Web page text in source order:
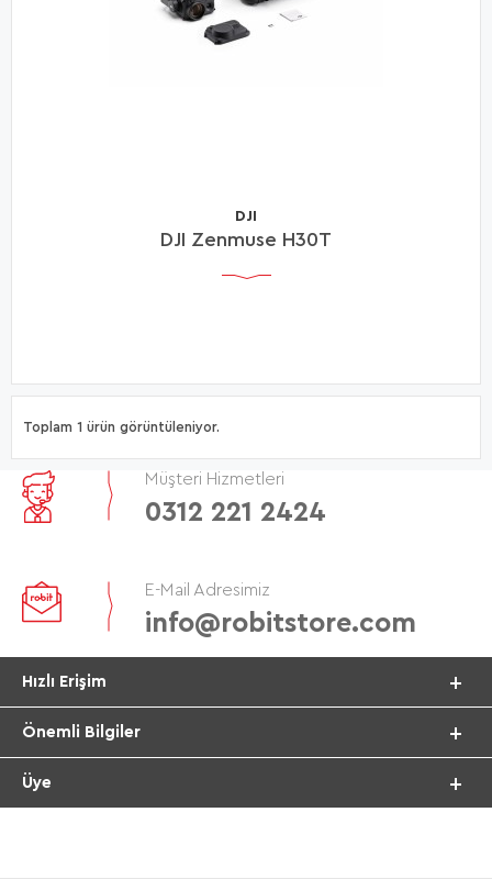
DJI
DJI Zenmuse H30T
Toplam 1 ürün görüntüleniyor.
Müşteri Hizmetleri
0312 221 2424
E-Mail Adresimiz
info@robitstore.com
Hızlı Erişim
Önemli Bilgiler
Üye